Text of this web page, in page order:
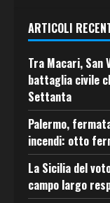
ARTICOLI
Tra Macari, San
battaglia civile
Settanta
Palermo,
incendi: otto
La Sicilia del
campo largo